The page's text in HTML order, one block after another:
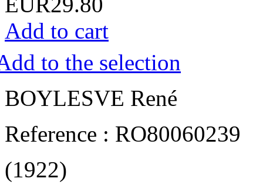
Add to cart
to the selection
‎BOYLESVE René‎
Reference : RO80060239
(1922)